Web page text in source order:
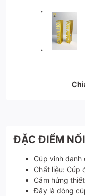
Cúp giải
ĐẶC ĐIỂM
Cúp vinh danh
Chất liệu: Cúp
Cảm hứng
Đây là dòng